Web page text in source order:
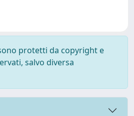
protetti da copyright e
salvo diversa